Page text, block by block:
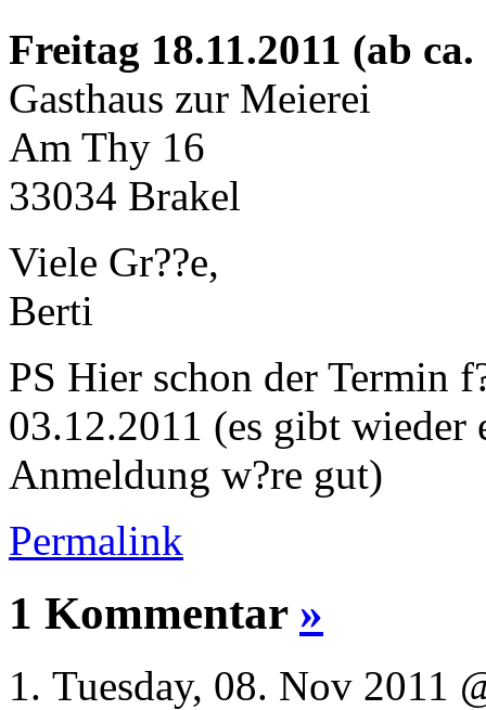
Freitag 18.11.2011 (ab
Gasthaus zur Meierei
Am Thy 16
33034 Brakel
Viele Gr??e,
Berti
PS Hier schon der Termin
03.12.2011 (es gibt wieder
Anmeldung w?re gut)
Permalink
1 Kommentar »
Tuesday, 08. Nov 2011